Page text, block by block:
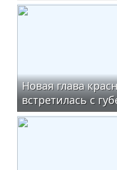
Новая глава
встретилась с